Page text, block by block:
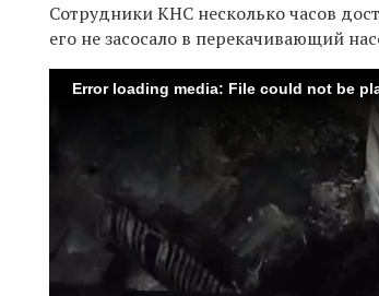
Сотрудники КНС несколько часов
его не засосало в перекачивающий
Error loading media: File could not be